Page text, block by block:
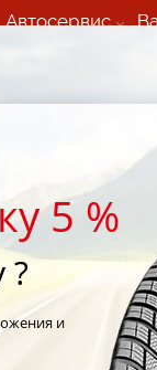
Автосервис
5 %
?
и